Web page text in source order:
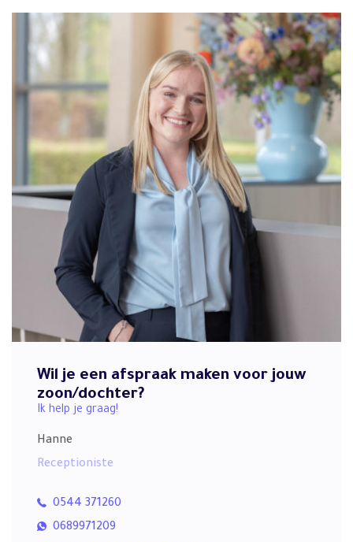
Wil je een afspraak maken voor jouw
zoon/dochter?
Ik help je graag!
Hanne
Receptioniste
0544 371260
0689971209